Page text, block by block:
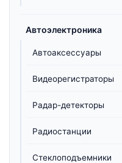
Автоэлектроника
Автоаксессуары
Видеорегистраторы
Радар-детекторы
Радиостанции
Стеклоподъемники